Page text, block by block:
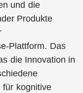
und die
Produkte
Plattform. Das
die Innovation in
für kognitive